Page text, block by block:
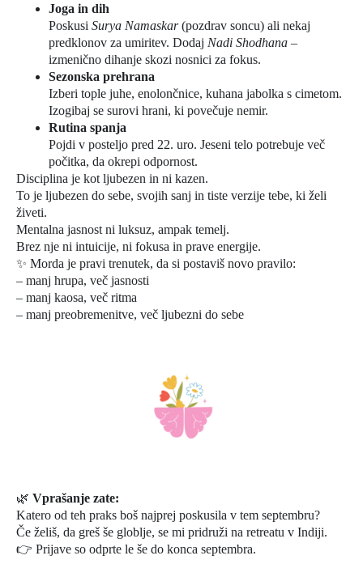
Joga in dih
Poskusi Surya Namaskar(pozdrav soncu) ali nekaj
predklonov za umiritev. Dodaj Nadi Shodhana –
izmenično dihanje skozi nosnici za fokus.
Sezonska prehrana
Izberi tople juhe, enolončnice, kuhana jabolka s cimetom.
Izogibaj se surovi hrani, ki povečuje nemir.
Rutina spanja
Pojdi v posteljo pred 22. uro. Jeseni telo potrebuje več
počitka, da okrepi odpornost.
Disciplina je kot ljubezen in ni kazen.
To je ljubezen do sebe, svojih sanj in tiste verzije tebe, ki želi
živeti.
Mentalna jasnost ni luksuz, ampak temelj.
Brez nje ni intuicije, ni fokusa in prave energije.
✨ Morda je pravi trenutek, da si postaviš novo pravilo:
– manj hrupa, več jasnosti
– manj kaosa, več ritma
– manj preobremenitve, več ljubezni do sebe
🌿 Vprašanje zate:
Katero od teh praks boš najprej poskusila v tem septembru?
Če želiš, da greš še globlje, se mi pridruži na retreatu v Indiji.
👉 Prijave so odprte le še do konca septembra.